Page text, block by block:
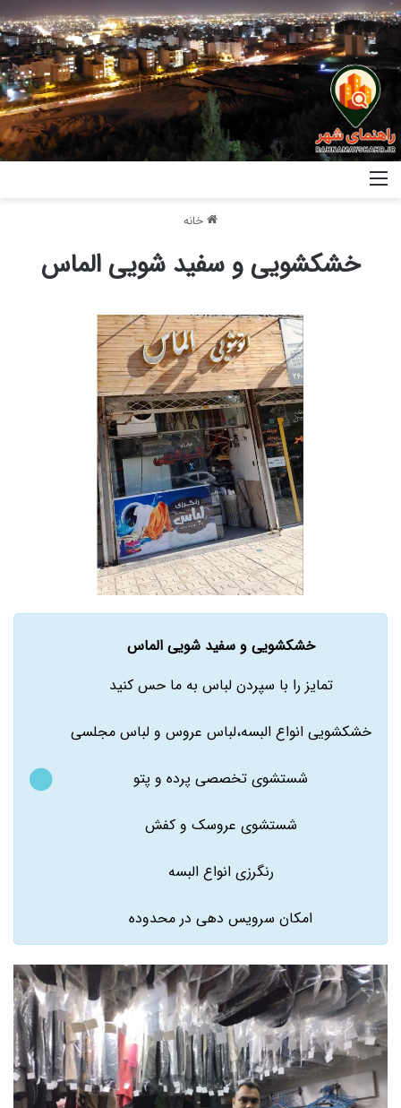
خانه
خشکشویی و سفید شویی الماس
خشکشویی و سفید شویی الماس
تمایز را با سپردن لباس به ما حس کنید
خشکشویی انواع البسه،لباس عروس و لباس مجلسی
شستشوی تخصصی پرده و پتو
شستشوی عروسک و کفش
رنگرزی انواع البسه
امکان سرویس دهی در محدوده